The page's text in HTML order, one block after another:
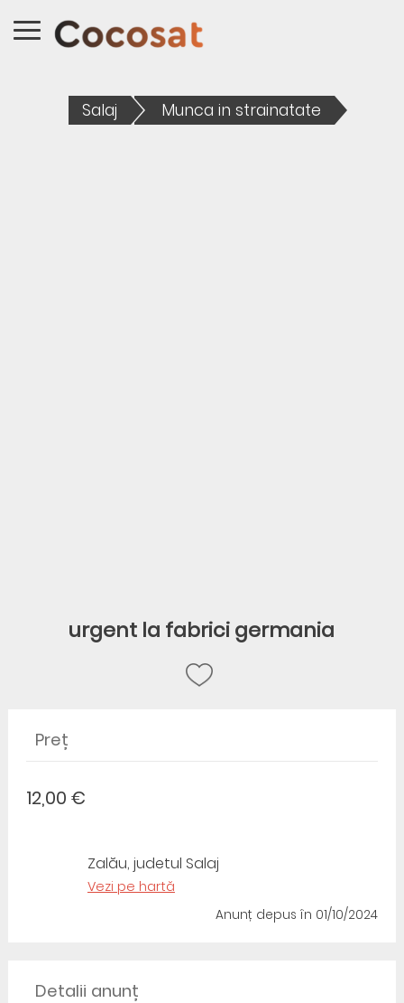
Salaj Munca in strainatate
urgent la fabrici germania
Preț
12,00 €
Zalău, judetul Salaj
Vezi pe hartă
Anunț depusîn 01/10/2024
Detalii anunț